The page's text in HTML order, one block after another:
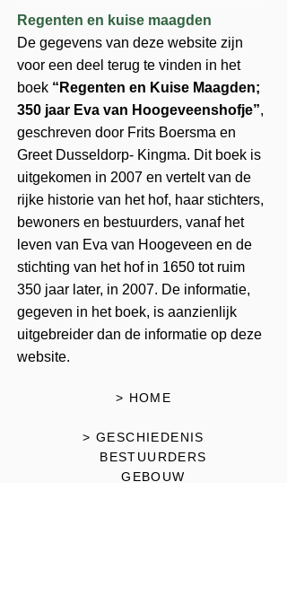
Regenten en kuise maagden
De gegevens van deze website zijn
voor een deel terug te vinden in het
boek “Regenten en Kuise Maagden;
350 jaar Eva van Hoogeveenshofje”,
geschreven door Frits Boersma en
Greet Dusseldorp- Kingma. Dit boek is
uitgekomen in 2007 en vertelt van de
rijke historie van het hof, haar stichters,
bewoners en bestuurders, vanaf het
leven van Eva van Hoogeveen en de
stichting van het hof in 1650 tot ruim
350 jaar later, in 2007. De informatie,
gegeven in het boek, is aanzienlijk
uitgebreider dan de informatie op deze
website.
> HOME
> GESCHIEDENIS
BESTUURDERS
GEBOUW